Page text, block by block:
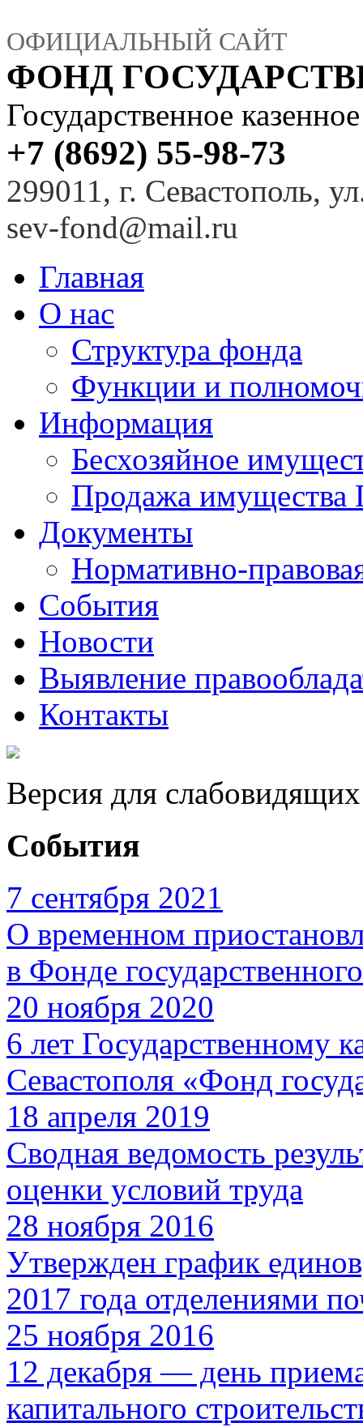
ОФИЦИАЛЬНЫЙ САЙТ
ФОНД
Государственное
+7 (8692) 55-98-73
299011, г. Севастополь,
sev-fond@mail.ru
Главная
О нас
Структура фонда
Функции и
Информация
Бесхозяйное
Продажа имущества
Документы
Нормативно-
События
Новости
Выявление
Контакты
Версия для слабовидящих
События
7 сентября 2021
О временном
в Фонде
20 ноября 2020
6 лет Государственному
Севастополя «Фонд
18 апреля 2019
Сводная ведомость
оценки условий труда
28 ноября 2016
Утвержден график
2017 года отделениями
25 ноября 2016
12 декабря — день
капитального